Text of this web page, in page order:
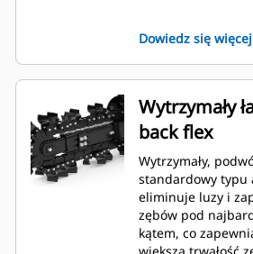
rodzajów gleby.
Dowiedz się więcej
Wytrzymały
back flex
Wytrzymały,
standardowy typu
eliminuje luzy i
zębów pod
kątem, co